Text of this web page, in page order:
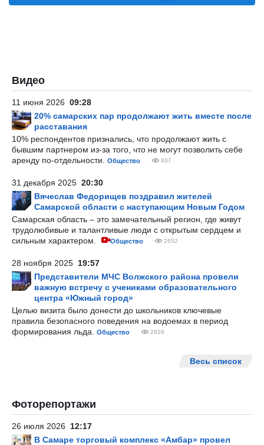
Видео
11 июня 2026 09:28
20% самарских пар продолжают жить вместе после
расставания
10% респондентов признались, что продолжают жить с
бывшим партнером из-за того, что не могут позволить себе
аренду по-отдельности.
Общество 837
31 декабря 2025 20:30
Вячеслав Федорищев поздравил жителей
Самарской области с наступающим Новым Годом
Самарская область – это замечательный регион, где живут
трудолюбивые и талантливые люди с открытым сердцем и
сильным характером.
Общество 2652
28 ноября 2025 19:57
Представители МЧС Волжского района провели
важную встречу с учениками образовательного
центра «Южный город»
Целью визита было донести до школьников ключевые
правила безопасного поведения на водоемах в период
формирования льда.
Общество 2826
Весь список
Фоторепортажи
26 июля 2026 12:17
В Самаре торговый комплекс «Амбар» провел